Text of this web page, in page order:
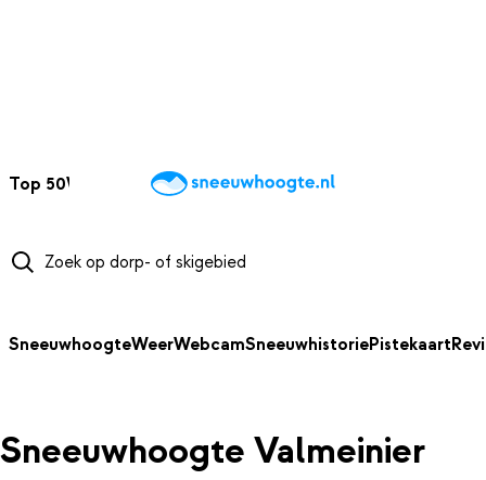
Top 50Webcams WintersportweerKaarten
SneeuwhoogteWeerWebcamSneeuwhistoriePistekaart
Sneeuwhoogte Valmeinier